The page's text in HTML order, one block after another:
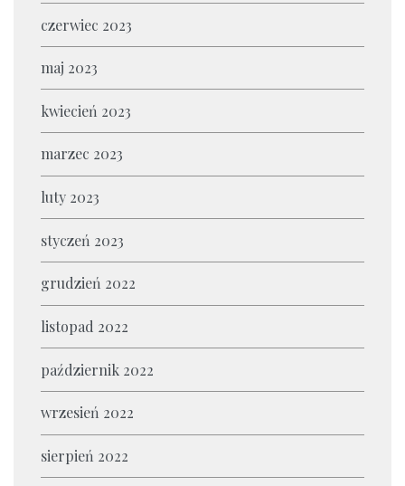
czerwiec 2023
maj 2023
kwiecień 2023
marzec 2023
luty 2023
styczeń 2023
grudzień 2022
listopad 2022
październik 2022
wrzesień 2022
sierpień 2022